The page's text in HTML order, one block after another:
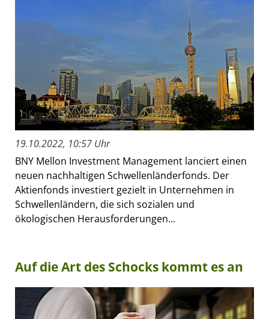
19.10.2022, 10:57 Uhr
BNY Mellon Investment Management lanciert einen
neuen nachhaltigen Schwellenländerfonds. Der
Aktienfonds investiert gezielt in Unternehmen in
Schwellenländern, die sich sozialen und
ökologischen Herausforderungen...
Auf die Art des Schocks kommt es an